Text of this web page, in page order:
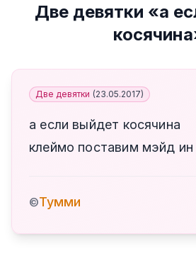
Две девятки «а
косячина
Две девятки (23.05.2017)
а если выйдет косячина
клеймо поставим мэйд ин
©Тумми